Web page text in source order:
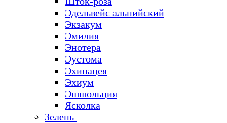
Эдельвейс альпийский
Экзакум
Эмилия
Энотера
Эустома
Эхинацея
Эхиум
Эшшольция
Ясколка
Зелень